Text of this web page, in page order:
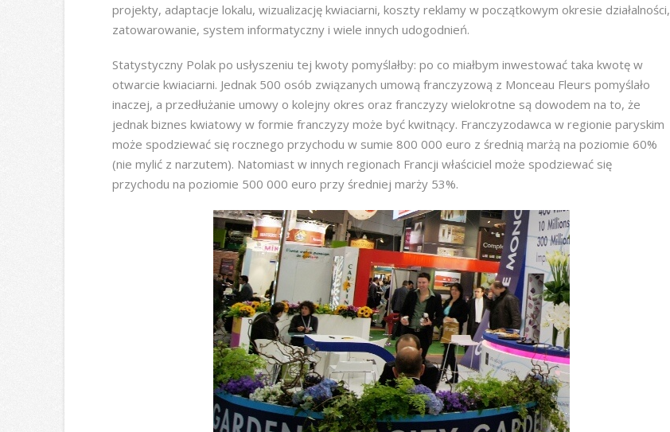
projekty, adaptacje lokalu, wizualizację kwiaciarni, koszty reklamy w początkowym okresie działalności,
zatowarowanie, system informatyczny i wiele innych udogodnień.
Statystyczny Polak po usłyszeniu tej kwoty pomyślałby: po co miałbym inwestować taka kwotę w
otwarcie kwiaciarni. Jednak 500 osób związanych umową franczyzową z Monceau Fleurs pomyślało
inaczej, a przedłużanie umowy o kolejny okres oraz franczyzy wielokrotne są dowodem na to, że
jednak biznes kwiatowy w formie franczyzy może być kwitnący. Franczyzodawca w regionie paryskim
może spodziewać się rocznego przychodu w sumie 800 000 euro z średnią marżą na poziomie 60%
(nie mylić z narzutem). Natomiast w innych regionach Francji właściciel może spodziewać się
przychodu na poziomie 500 000 euro przy średniej marży 53%.